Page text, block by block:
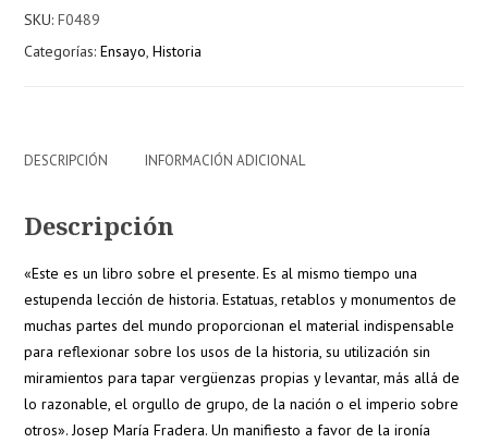
El
culto
y
destrucción
SKU:F0489
Categorías:Ensayo ,Historia
DESCRIPCIÓN INFORMACIÓN ADICIONAL
Descripción
«Este es un libro sobre el presente. Es al mismo tiempo una
estupenda lección de historia. Estatuas, retablos y monumentos de
muchas partes del mundo proporcionan el material indispensable
para reflexionar sobre los usos de la historia, su utilización sin
miramientos para tapar vergüenzas propias y levantar, más allá de
lo razonable, el orgullo de grupo, de la nación o el imperio sobre
otros». Josep María Fradera. Un manifiesto a favor de la ironía